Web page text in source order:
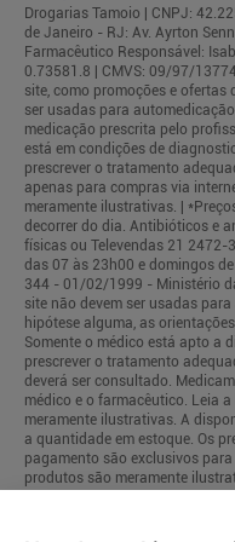
Drogarias Tamoio | CNPJ:
de Janeiro - RJ: Av. Ayrton
Farmacêutico Responsável:
0.73581.8 | CMVS: 09/97/
site, como promoções e ofertas
ser usadas para
medicação prescrita pelo
está em condições de
prescrever o tratamento
apenas para compras via
meramente ilustrativas. |
decorrer do dia. Antibióticos e
físicas ou Televendas 21 2472-
das 07 às 23h00 e domingos
344 - 01/02/1999 - Ministério
site não devem ser usadas
hipótese alguma, as
Somente o médico está apto a
prescrever o tratamento
deverá ser consultado.
médico e o farmacêutico. Leia
meramente ilustrativas. A
a quantidade em estoque. Os
pagamento são exclusivos
produtos são meramente